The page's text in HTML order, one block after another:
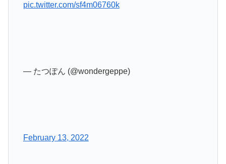
pic.twitter.com/sf4m06760k
— たつぽん (@wondergeppe)
February 13, 2022